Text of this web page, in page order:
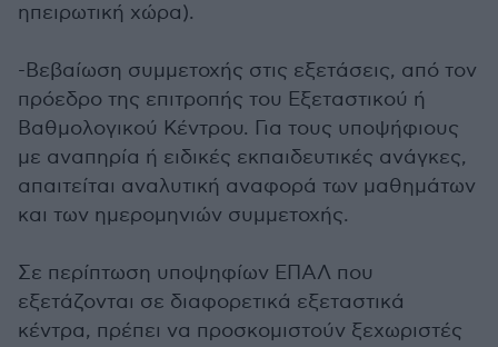
ηπειρωτική χώρα).
-Βεβαίωση συμμετοχής στις εξετάσεις, από τον
πρόεδρο της επιτροπής του Εξεταστικού ή
Βαθμολογικού Κέντρου. Για τους υποψήφιους
με αναπηρία ή ειδικές εκπαιδευτικές ανάγκες,
απαιτείται αναλυτική αναφορά των μαθημάτων
και των ημερομηνιών συμμετοχής.
Σε περίπτωση υποψηφίων ΕΠΑΛ που
εξετάζονται σε διαφορετικά εξεταστικά
κέντρα, πρέπει να προσκομιστούν ξεχωριστές